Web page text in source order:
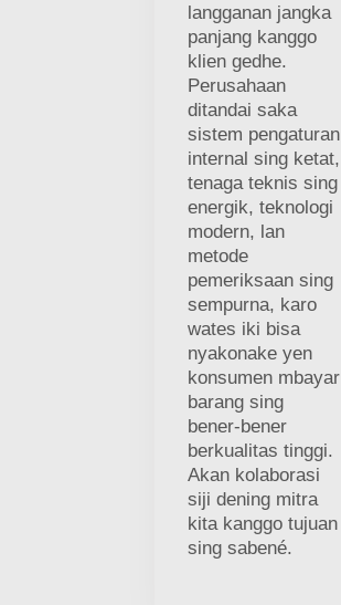
langganan jangka
panjang kanggo
klien gedhe.
Perusahaan
ditandai saka
sistem pengaturan
internal sing ketat,
tenaga teknis sing
energik, teknologi
modern, lan
metode
pemeriksaan sing
sempurna, karo
wates iki bisa
nyakonake yen
konsumen mbayar
barang sing
bener-bener
berkualitas tinggi.
Akan kolaborasi
siji dening mitra
kita kanggo tujuan
sing sabené.